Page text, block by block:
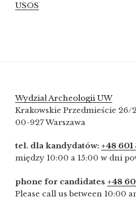
USOS
Wydział Archeologii UW
Krakowskie Przedmieście 26/
00-927 Warszawa
tel. dla kandydatów: +48 601
między 10:00 a 15:00 w dni
phone for candidates +48
Please call us between 10:00